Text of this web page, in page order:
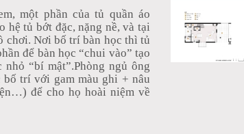
một phần của tủ quần áo
hệ tủ bớt đặc, nặng nề, và tại
chơi. Nơi bố trí bàn học thì tủ
để bàn học “chui vào” tạo
“bí mật”.Phòng ngủ ông
bố trí với gam màu ghi + nâu
để cho họ hoài niệm về